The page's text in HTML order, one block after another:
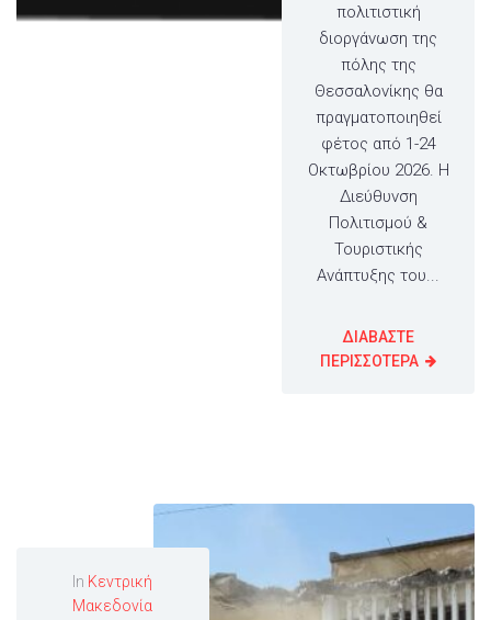
πολιτιστική
διοργάνωση της
πόλης της
Θεσσαλονίκης θα
πραγματοποιηθεί
φέτος από 1-24
Οκτωβρίου 2026. Η
Διεύθυνση
Πολιτισμού &
Τουριστικής
Ανάπτυξης του...
ΔΙΑΒΑΣΤΕ
ΠΕΡΙΣΣΟΤΕΡΑ
In Κεντρική
Μακεδονία